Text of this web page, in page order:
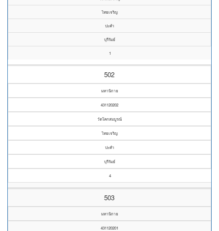
ไทยเจริญ
ปะคำ
บุรีรัมย์
1
502
มหานิกาย
431120202
วัดโคกสมบูรณ์
ไทยเจริญ
ปะคำ
บุรีรัมย์
4
503
มหานิกาย
431120201